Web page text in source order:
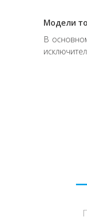
Модели
В